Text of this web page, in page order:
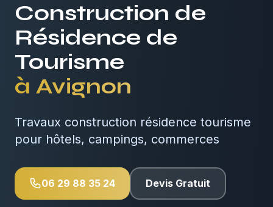
Construction de
Résidence de
Tourisme
à Avignon
Travaux construction résidence tourisme
pour hôtels, campings, commerces
06 29 88 35 24 Devis Gratuit